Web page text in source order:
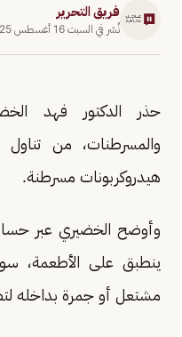
فريق التحرير
نُشر في السبت 16 أغسطس 2025
حذر الدكتور فهد
والمسرطنات، من تناول
هيدروكربونات مسرطنة.
وأوضح الخضيري عبر
ينطبق على الأطعمة،
مشتعل أو جمرة بداخله